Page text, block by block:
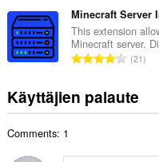
:e
e
n
s
:
a
y
h
e
n
v
i
o
i
a
y
Minecraft Server
This extension
Minecraft server.
A
v
i
t
21
Käyttäjien palaute
Comments: 1